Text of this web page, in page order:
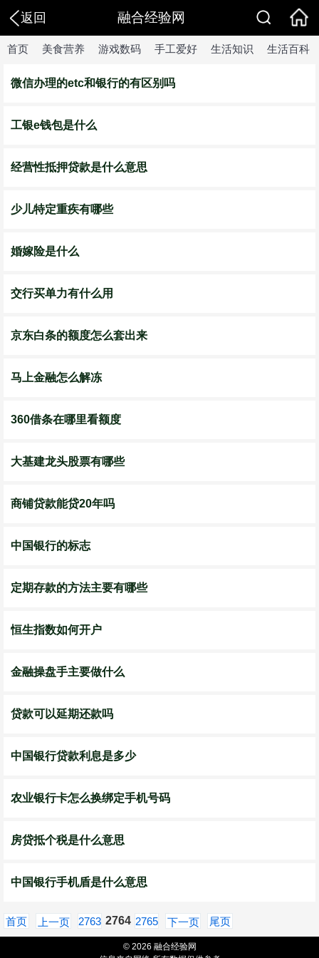
返回 融合经验网
首页 美食营养 游戏数码 手工爱好 生活知识 生活百科
微信办理的etc和银行的有区别吗
工银e钱包是什么
经营性抵押贷款是什么意思
少儿特定重疾有哪些
婚嫁险是什么
交行买单力有什么用
京东白条的额度怎么套出来
马上金融怎么解冻
360借条在哪里看额度
大基建龙头股票有哪些
商铺贷款能贷20年吗
中国银行的标志
定期存款的方法主要有哪些
恒生指数如何开户
金融操盘手主要做什么
贷款可以延期还款吗
中国银行贷款利息是多少
农业银行卡怎么换绑定手机号码
房贷抵个税是什么意思
中国银行手机盾是什么意思
首页 上一页 2763 2764 2765 下一页 尾页
© 2026 融合经验网